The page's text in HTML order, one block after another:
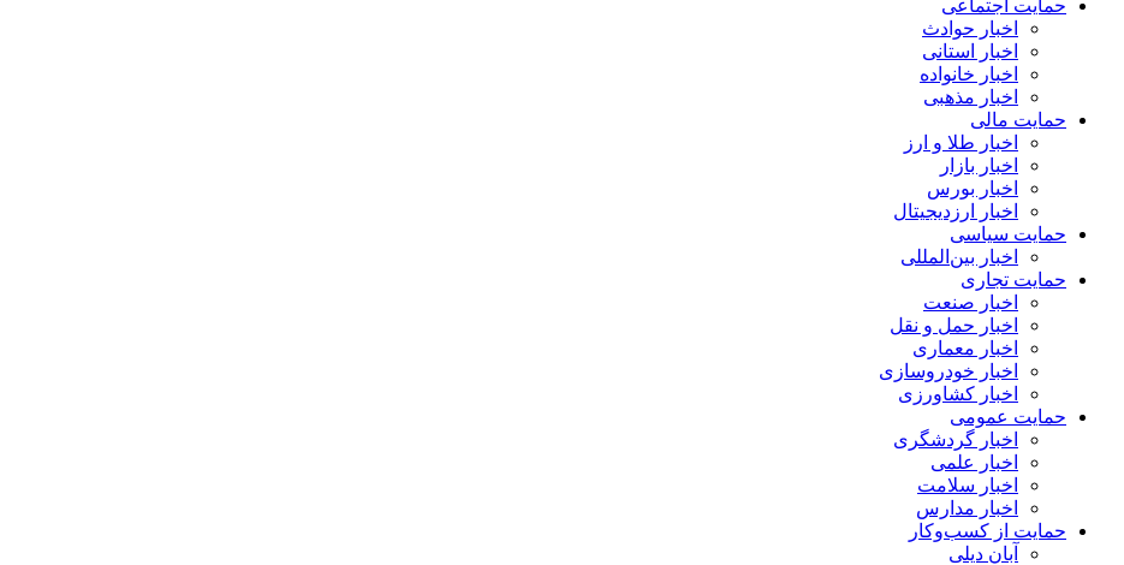
حمایت اجتماعی
اخبار حوادث
اخبار استانی
اخبار خانواده
اخبار مذهبی
حمایت مالی
اخبار طلا و ارز
اخبار بازار
اخبار بورس
اخبار ارزدیجیتال
حمایت سیاسی
اخبار بین‌المللی
حمایت تجاری
اخبار صنعت
اخبار حمل و نقل
اخبار معماری
اخبار خودروسازی
اخبار کشاورزی
حمایت عمومی
اخبار گردشگری
اخبار علمی
اخبار سلامت
اخبار مدارس
حمایت از کسب‌وکار
آبان دیلی